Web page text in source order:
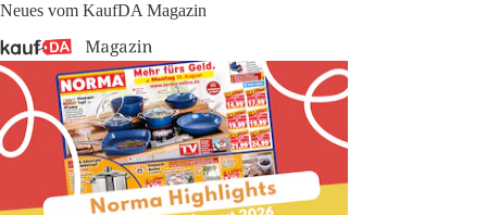
Neues vom KaufDA Magazin